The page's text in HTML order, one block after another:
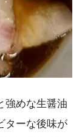
強めな生醤油
ターな後味が